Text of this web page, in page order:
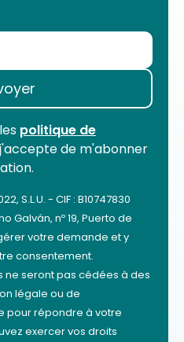
politique de
de m'abonner
S.L.U. - CIF : B10747830
Galván, nº 19, Puerto de
votre demande et y
consentement.
ne seront pas cédées à des
légale ou de
pour répondre à votre
exercer vos droits